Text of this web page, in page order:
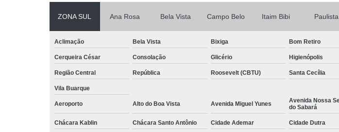
ZONA SUL Ana Rosa Bela Vista Campo Belo Itaim Bibi Paulista
Aclimação Bela Vista Bixiga Bom Retiro
Cerqueira César Consolação Glicério Higienópolis
Região Central República Roosevelt (CBTU) Santa Cecília
Vila Buarque
Aeroporto Alto do Boa Vista Avenida Miguel Yunes
Avenida Nossa
do Sabará
Chácara Kablin Chácara Santo Antônio Cidade Ademar Cidade Dutra